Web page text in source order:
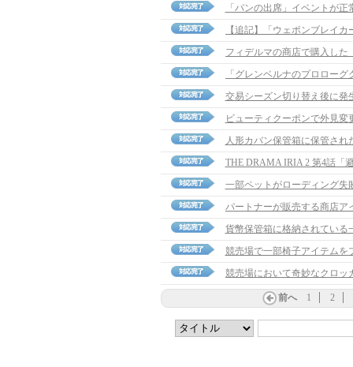
「パンの出席」イベントが
交易シーズン切り替え後に発
ビューティクーポンで外見
人形カバン保管箱に保管さ
THE DRAMA IRIA 2 第4話「
一部ペットがローディング失
パートナーが販売する商店ア
貨幣保管箱に格納されている
競売場で一部椅子アイテムを
前へ 1 2